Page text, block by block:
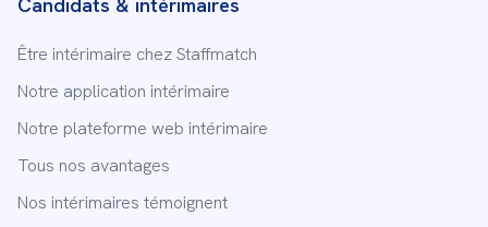
Être intérimaire chez Staffmatch
Notre application intérimaire
Notre plateforme web intérimaire
Tous nos avantages
Nos intérimaires témoignent